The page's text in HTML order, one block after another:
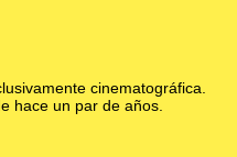
cinematográfica.
hace un par de años.